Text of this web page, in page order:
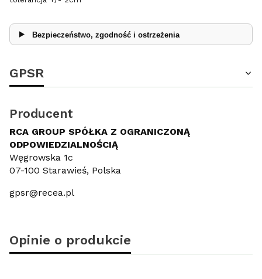
Bezpieczeństwo, zgodność i ostrzeżenia
GPSR
Producent
RCA GROUP SPÓŁKA Z OGRANICZONĄ
ODPOWIEDZIALNOŚCIĄ
Węgrowska 1c
07-100 Starawieś, Polska
gpsr@recea.pl
Opinie o produkcie